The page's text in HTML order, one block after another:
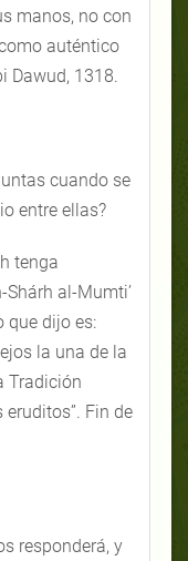
manos, no con
auténtico
Dawud, 1318.
cuando se
entre ellas?
tenga
al-Mumti’
que dijo es:
la una de la
Tradición
Fin de
responderá, y